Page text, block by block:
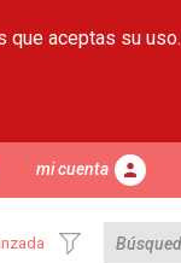
que aceptas su uso.
mi cuenta